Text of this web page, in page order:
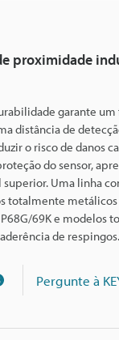
proximidade
garante
distância de
o risco de danos
do sensor,
Uma linha
totalmente
69K e modelos
de respingos.
Pergunte à